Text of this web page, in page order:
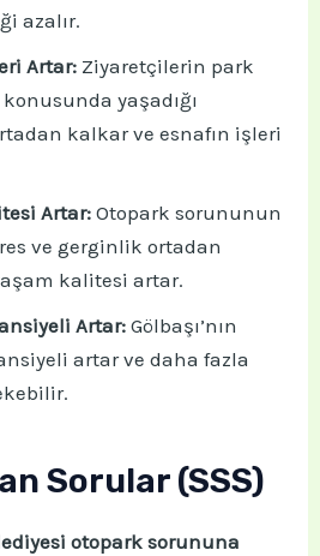
azalır.
Artar: Ziyaretçilerin park
yaşadığı
kalkar ve esnafın işleri
Artar: Otopark sorununun
ve gerginlik ortadan
kalitesi artar.
Artar: Gölbaşı’nın
artar ve daha fazla
Sorular (SSS)
otopark sorununa